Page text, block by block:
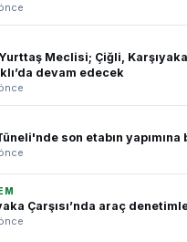
Meclisi; Çiğli,
devam edecek
son etabın yapımına
Çarşısı’nda araç